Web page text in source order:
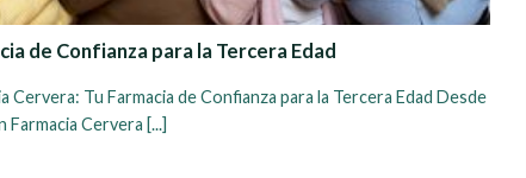
de Confianza para la Tercera Edad
Cervera: Tu Farmacia de Confianza para la Tercera Edad Desde
Farmacia Cervera [...]